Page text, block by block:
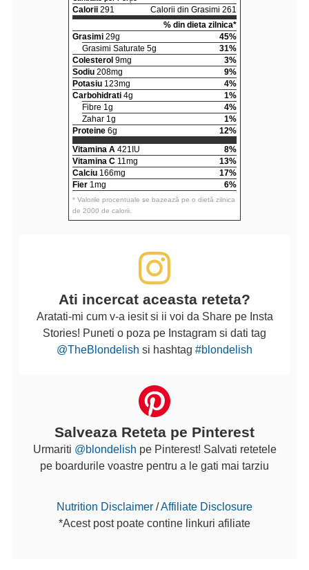
Calorii 291
Calorii din Grasimi 261
% din dieta zilnica*
Grasimi 29g
45%
Grasimi Saturate 5g
31%
Colesterol 9mg
3%
Sodiu 208mg
9%
Potasiu 123mg
4%
Carbohidrati 4g
1%
Fibre 1g
4%
Zahar 1g
1%
Proteine 6g
12%
Vitamina A 421IU
8%
Vitamina C 11mg
13%
Calciu 166mg
17%
Fier 1mg 6%
* Valorile procentuale se bazează pe o dietă zilnica
de 2000 de calorii.
Ati incercat aceasta reteta?
Aratati-mi cum v-a iesit si ii voi da Share pe Insta
Stories! Puneti o poza pe Instagram si dati tag
@TheBlondelish si hashtag #blondelish
Salveaza Reteta pe Pinterest
Urmariti @blondelish pe Pinterest! Salvati retetele
pe boardurile voastre pentru a le gati mai tarziu
Nutrition Disclaimer /Affiliate Disclosure
*Acest post poate contine linkuri afiliate